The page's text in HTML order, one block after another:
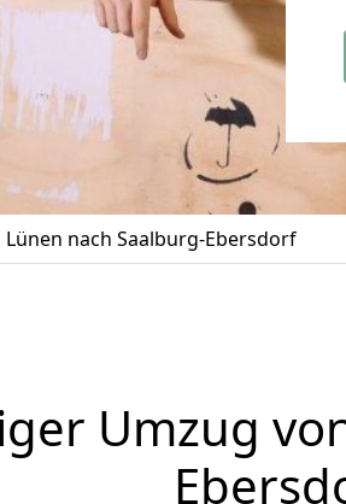
nach Saalburg-Ebersdorf
Umzug